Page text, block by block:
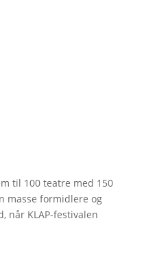
til 100 teatre med 150
masse formidlere og
når KLAP-festivalen